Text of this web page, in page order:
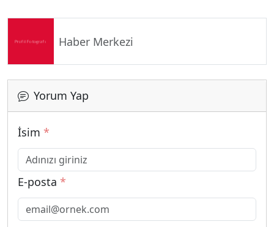
Haber Merkezi
Yorum Yap
İsim *
E-posta *